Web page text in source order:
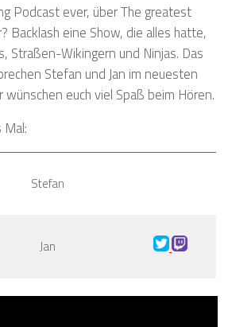
Podcast ever, über The greatest
Backlash eine Show, die alles hatte,
Straßen-Wikingern und Ninjas. Das
Stefan und Jan im neuesten
euch viel Spaß beim Hören.
Stefan
Jan